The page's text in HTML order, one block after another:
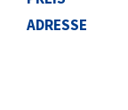
ADRESSE